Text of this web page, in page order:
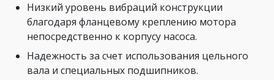
Низкий уровень вибраций конструкции
благодаря фланцевому креплению мотора
непосредственно к корпусу насоса.
Надежность за счет использования цельного
вала и специальных подшипников.